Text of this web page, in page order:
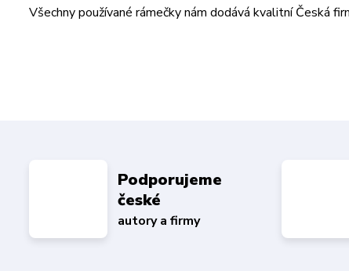
Všechny používané rámečky nám dodává kvalitní Česká
Podporujeme
české
autory a firmy